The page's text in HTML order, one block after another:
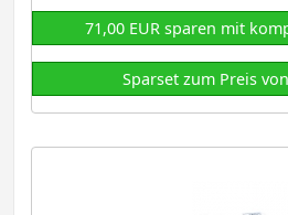
71,00 EUR sparen mit
Sparset zum Preis